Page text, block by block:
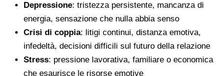
Depressione: tristezza persistente, mancanza di
energia, sensazione che nulla abbia senso
Crisi di coppia: litigi continui, distanza emotiva,
infedeltà, decisioni difficili sul futuro della relazione
Stress: pressione lavorativa, familiare o economica
che esaurisce le risorse emotive